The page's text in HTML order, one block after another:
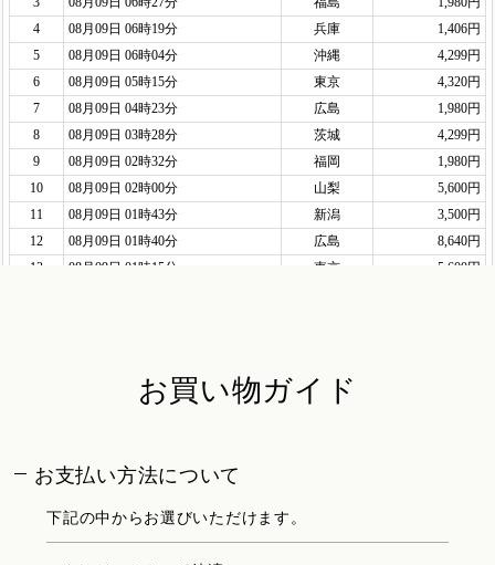
お買い物ガイド
お支払い方法について
下記の中からお選びいただけます。